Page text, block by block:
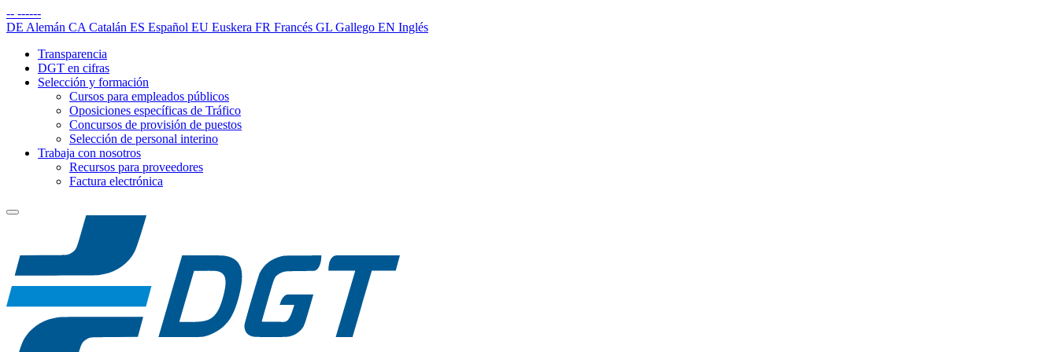
-- ------
DE Alemán CA Catalán ES Español EU Euskera FR Francés GL Gallego EN Inglés
Transparencia
DGT en cifras
Selección y formación
Cursos para empleados públicos
Oposiciones específicas de Tráfico
Concursos de provisión de puestos
Selección de personal interino
Trabaja con nosotros
Recursos para proveedores
Factura electrónica